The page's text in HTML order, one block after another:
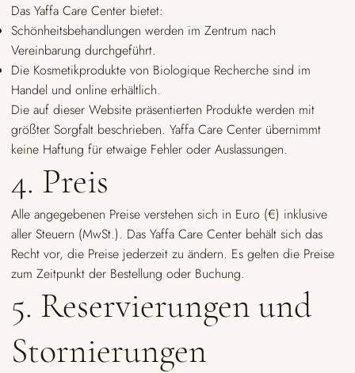
Das Yaffa Care Center bietet:
Schönheitsbehandlungen werden im Zentrum nach
Vereinbarung durchgeführt.
Die Kosmetikprodukte von Biologique Recherche sind im
Handel und online erhältlich.
Die auf dieser Website präsentierten Produkte werden mit
größter Sorgfalt beschrieben. Yaffa Care Center übernimmt
keine Haftung für etwaige Fehler oder Auslassungen.
4. Preis
Alle angegebenen Preise verstehen sich in Euro (€) inklusive
aller Steuern (MwSt.). Das Yaffa Care Center behält sich das
Recht vor, die Preise jederzeit zu ändern. Es gelten die Preise
zum Zeitpunkt der Bestellung oder Buchung.
5. Reservierungen und
Stornierungen